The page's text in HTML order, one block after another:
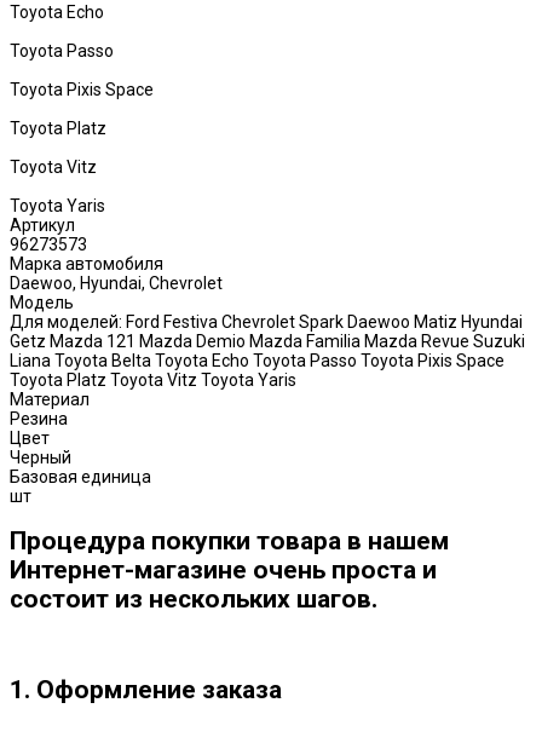
Toyota Echo
Toyota Passo
Toyota Pixis Space
Toyota Platz
Toyota Vitz
Toyota Yaris
Артикул
96273573
Марка автомобиля
Daewoo, Hyundai, Chevrolet
Модель
Для моделей: Ford Festiva Chevrolet Spark Daewoo Matiz Hyundai
Getz Mazda 121 Mazda Demio Mazda Familia Mazda Revue Suzuki
Liana Toyota Belta Toyota Echo Toyota Passo Toyota Pixis Space
Toyota Platz Toyota Vitz Toyota Yaris
Материал
Резина
Цвет
Черный
Базовая единица
шт
Процедура покупки товара в нашем
Интернет-магазине очень проста и
состоит из нескольких шагов.
1. Оформление заказа